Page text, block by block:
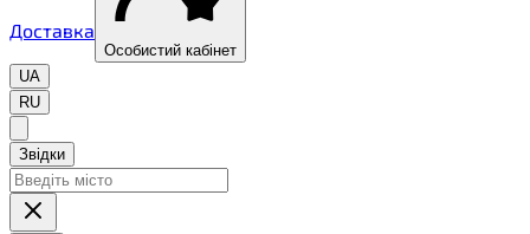
Доставка
Особистий кабінет
UA
RU
Звідки